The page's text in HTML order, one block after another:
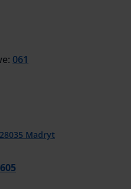
061
Madryt